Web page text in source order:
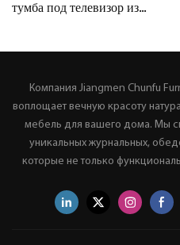
тумба под телевизор из
Компания Jiangmen Chunfu
воплощает вечную красоту
мебель для вашего дома. Мы
уникальных журнальных,
которые не только